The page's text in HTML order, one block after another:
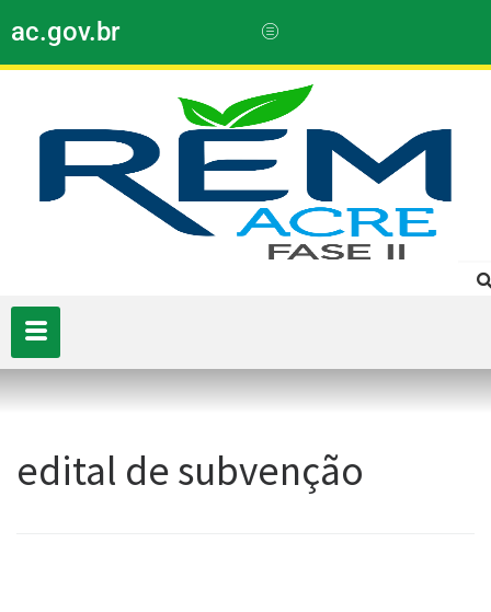
ac.gov.br
edital de subvenção